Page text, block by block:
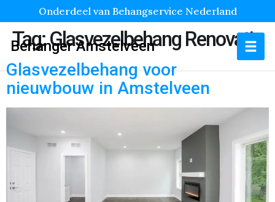
Onderdeel van Behangservice Nederland
Behanger Amstelveen
Tag:Glasvezelbehang Renovatie
Glasvezelbehang voor
nieuwbouw in Amstelveen